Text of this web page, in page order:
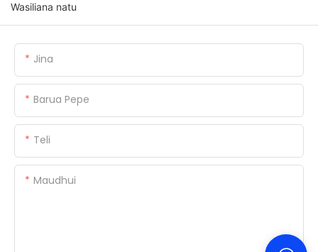
Wasiliana natu
Jina
Barua Pepe
Teli
Maudhui